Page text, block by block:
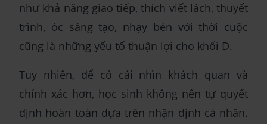
như khả năng giao tiếp, thích viết lách, thuyết
trình, óc sáng tạo, nhạy bén với thời cuộc
cũng là những yếu tố thuận lợi cho khối D.
Tuy nhiên, để có cái nhìn khách quan và
chính xác hơn, học sinh không nên tự quyết
định hoàn toàn dựa trên nhận định cá nhân.